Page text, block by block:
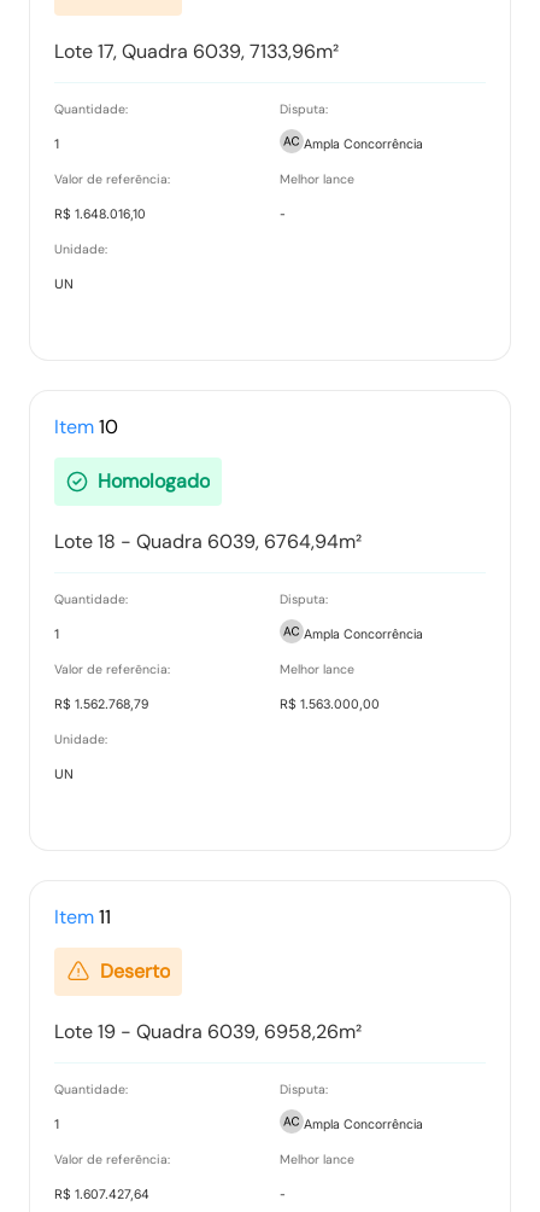
Lote 17, Quadra 6039, 7133,96m²
Quantidade:
1
Disputa:
Ampla Concorrência
Valor de referência:
R$ 1.648.016,10
Melhor lance
-
Unidade:
UN
Item10
Homologado
Lote 18 - Quadra 6039, 6764,94m²
Quantidade:
1
Disputa:
Ampla Concorrência
Valor de referência:
R$ 1.562.768,79
Melhor lance
R$ 1.563.000,00
Unidade:
UN
Item11
Deserto
Lote 19 - Quadra 6039, 6958,26m²
Quantidade:
1
Disputa:
Ampla Concorrência
Valor de referência:
R$ 1.607.427,64
Melhor lance
-